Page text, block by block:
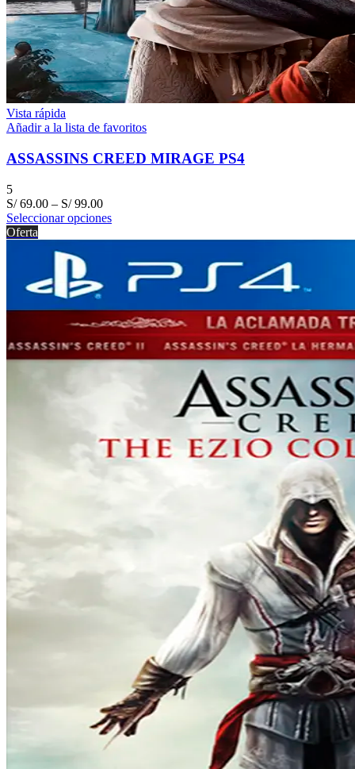
Vista rápida
Añadir a la lista de favoritos
ASSASSINS CREED MIRAGE PS4
5
S/69.00 – S/99.00
Seleccionar opciones
Oferta